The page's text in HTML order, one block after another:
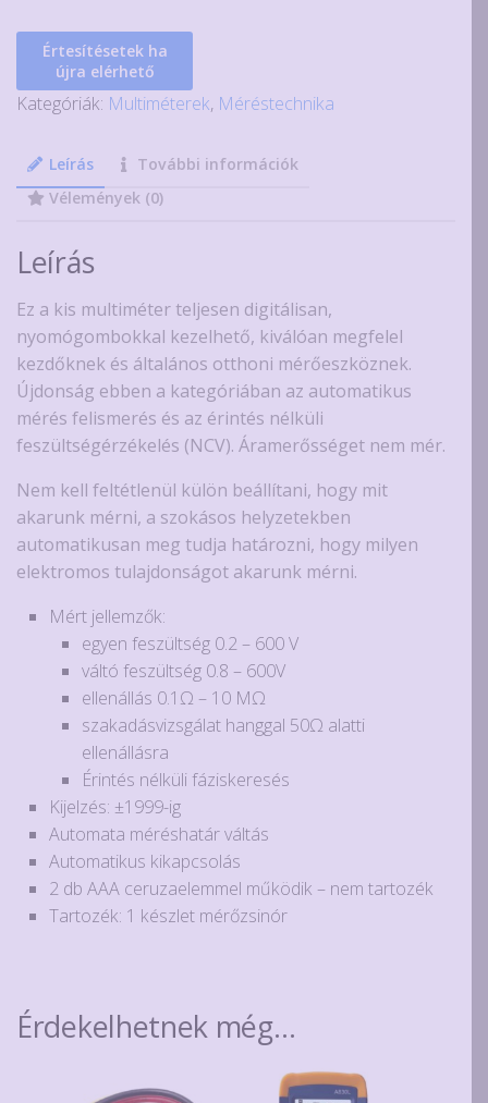
automata
multiméter
mennyiség
Értesítésetek ha
újra elérhető
Kategóriák: Multiméterek, Méréstechnika
Leírás
További információk
Vélemények (0)
Leírás
Ez a kis multiméter teljesen digitálisan,
nyomógombokkal kezelhető, kiválóan megfelel
kezdőknek és általános otthoni mérőeszköznek.
Újdonság ebben a kategóriában az automatikus
mérés felismerés és az érintés nélküli
feszültségérzékelés (NCV). Áramerősséget nem mér.
Nem kell feltétlenül külön beállítani, hogy mit
akarunk mérni, a szokásos helyzetekben
automatikusan meg tudja határozni, hogy milyen
elektromos tulajdonságot akarunk mérni.
Mért jellemzők:
egyen feszültség 0.2 – 600 V
váltó feszültség 0.8 – 600V
ellenállás 0.1Ω – 10 MΩ
szakadásvizsgálat hanggal 50Ω alatti
ellenállásra
Érintés nélküli fáziskeresés
Kijelzés: ±1999-ig
Automata méréshatár váltás
Automatikus kikapcsolás
2 db AAA ceruzaelemmel működik – nem tartozék
Tartozék: 1 készlet mérőzsinór
Érdekelhetnek még…